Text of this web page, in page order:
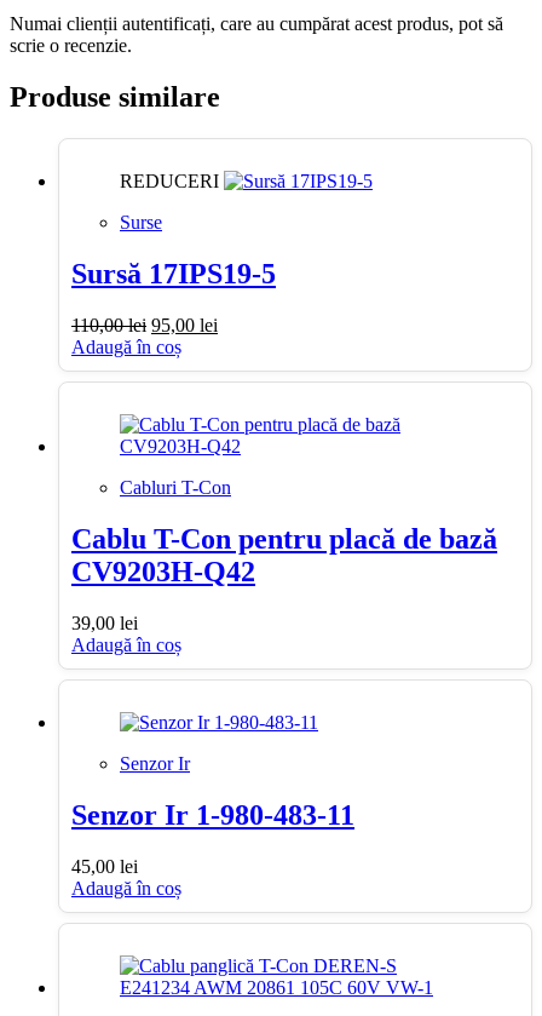
Numai clienții autentificați, care au cumpărat acest produs, pot să
scrie o recenzie.
Produse similare
REDUCERI
Surse
Sursă 17IPS19-5
110,00lei Prețul
inițial
a
fost:
95,00 lei
este:
95,00 lei.
Adaugă în coș
Cabluri T-Con
Cablu T-Con pentru placă de bază
CV9203H-Q42
39,00 lei
Adaugă în coș
Senzor Ir
Senzor Ir 1-980-483-11
45,00 lei
Adaugă în coș